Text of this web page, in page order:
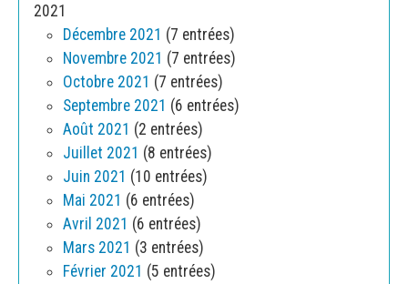
2021
Décembre 2021 (7 entrées)
Novembre 2021 (7 entrées)
Octobre 2021 (7 entrées)
Septembre 2021 (6 entrées)
Août 2021 (2 entrées)
Juillet 2021 (8 entrées)
Juin 2021 (10 entrées)
Mai 2021 (6 entrées)
Avril 2021 (6 entrées)
Mars 2021 (3 entrées)
Février 2021 (5 entrées)